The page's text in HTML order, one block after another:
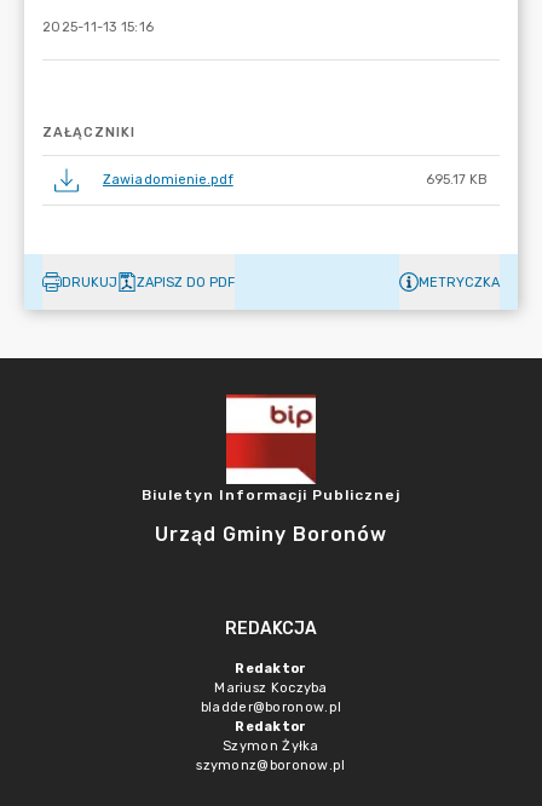
2025-11-13 15:16
ZAŁĄCZNIKI
Zawiadomienie.pdf 695.17 KB
DRUKUJ ZAPISZ DO PDF METRYCZKA
Biuletyn Informacji Publicznej
Urząd Gminy Boronów
REDAKCJA
Redaktor
Mariusz Koczyba
bladder@boronow.pl
Redaktor
Szymon Żyłka
szymonz@boronow.pl